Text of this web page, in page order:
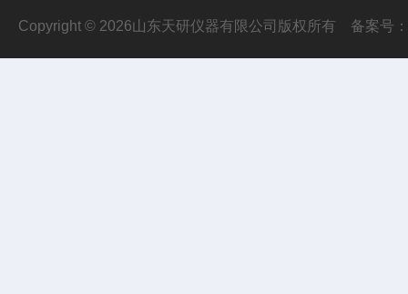
Copyright © 2026山东天研仪器有限公司版权所有 备案号